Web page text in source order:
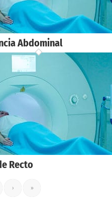
Abdominal
Recto
› »